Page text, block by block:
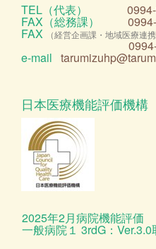
TEL（代表）
FAX（総務課）
FAX （経営企画課・地域医療連
0994-32-
e-mail
日本医療機能評価機構
2025年2月病院機能評価
一般病院１ 3rdG：Ver.3.0